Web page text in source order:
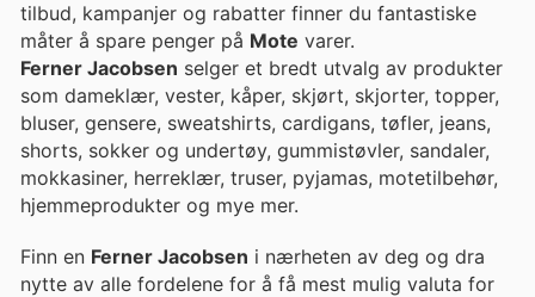
tilbud, kampanjer og rabatter finner du fantastiske
måter å spare penger på Mote varer.
Ferner Jacobsen selger et bredt utvalg av produkter
som dameklær, vester, kåper, skjørt, skjorter, topper,
bluser, gensere, sweatshirts, cardigans, tøfler, jeans,
shorts, sokker og undertøy, gummistøvler, sandaler,
mokkasiner, herreklær, truser, pyjamas, motetilbehør,
hjemmeprodukter og mye mer.
Finn en Ferner Jacobsen i nærheten av deg og dra
nytte av alle fordelene for å få mest mulig valuta for